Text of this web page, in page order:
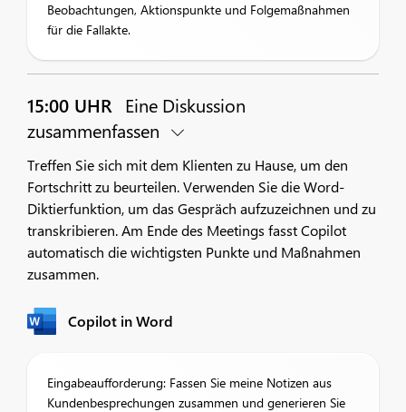
Beobachtungen, Aktionspunkte und Folgemaßnahmen
für die Fallakte.
15:00 UHR Eine Diskussion
zusammenfassen
Treffen Sie sich mit dem Klienten zu Hause, um den
Fortschritt zu beurteilen. Verwenden Sie die Word-
Diktierfunktion, um das Gespräch aufzuzeichnen und zu
transkribieren. Am Ende des Meetings fasst Copilot
automatisch die wichtigsten Punkte und Maßnahmen
zusammen.
Copilot in Word
Eingabeaufforderung: Fassen Sie meine Notizen aus
Kundenbesprechungen zusammen und generieren Sie